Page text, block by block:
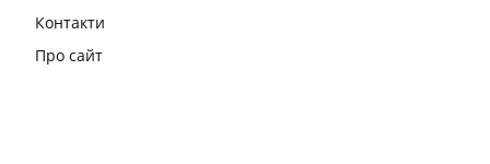
Контакти
Про сайт